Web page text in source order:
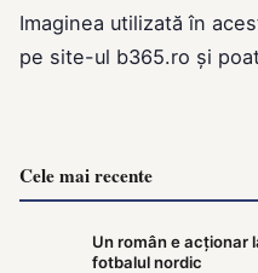
Imaginea utilizată în
pe site-ul b365.ro și
Cele mai recente
Un român e acționar
fotbalul nordic